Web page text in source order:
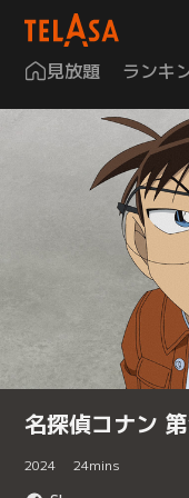
見放題 ランキ
名探偵コナン
2024 24mins